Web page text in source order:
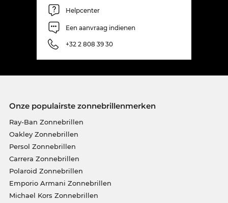
Helpcenter
Een aanvraag indienen
+32 2 808 39 30
Onze populairste zonnebrillenmerken
Ray-Ban Zonnebrillen
Oakley Zonnebrillen
Persol Zonnebrillen
Carrera Zonnebrillen
Polaroid Zonnebrillen
Emporio Armani Zonnebrillen
Michael Kors Zonnebrillen